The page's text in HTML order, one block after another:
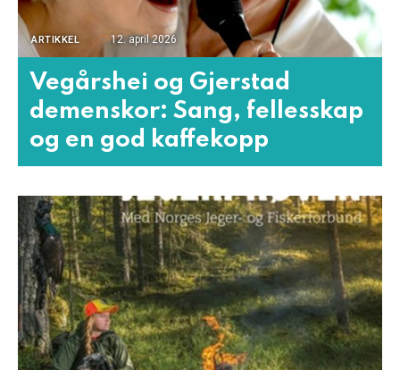
ARTIKKEL 12. april 2026
Vegårshei og Gjerstad
demenskor: Sang, fellesskap
og en god kaffekopp